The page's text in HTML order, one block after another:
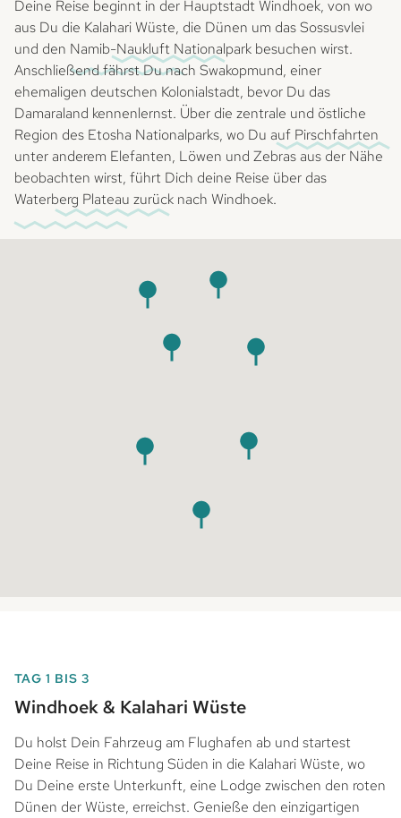
Deine Reise beginnt in der Hauptstadt Windhoek, von wo
aus Du die Kalahari Wüste, die Dünen um das Sossusvlei
und den Namib-Naukluft Nationalpark besuchen wirst.
Anschließend fährst Du nach Swakopmund, einer
ehemaligen deutschen Kolonialstadt, bevor Du das
Damaraland kennenlernst. Über die zentrale und östliche
Region des Etosha Nationalparks, wo Du auf Pirschfahrten
unter anderem Elefanten, Löwen und Zebras aus der Nähe
beobachten wirst, führt Dich deine Reise über das
Waterberg Plateau zurück nach Windhoek.
TAG 1 BIS 3
Windhoek & Kalahari Wüste
Du holst Dein Fahrzeug am Flughafen ab und startest
Deine Reise in Richtung Süden in die Kalahari Wüste, wo
Du Deine erste Unterkunft, eine Lodge zwischen den roten
Dünen der Wüste, erreichst. Genieße den einzigartigen